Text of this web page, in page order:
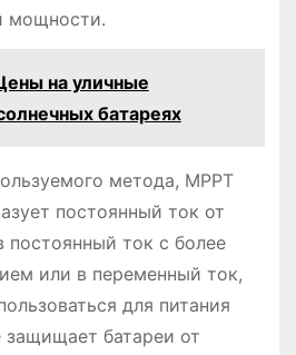
мощности․
на уличные
батареях
метода, MPPT
постоянный ток от
постоянный ток с более
или в переменный ток,
для питания
защищает батареи от